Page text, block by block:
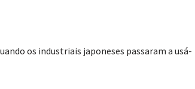
os industriais japoneses passaram a usá-